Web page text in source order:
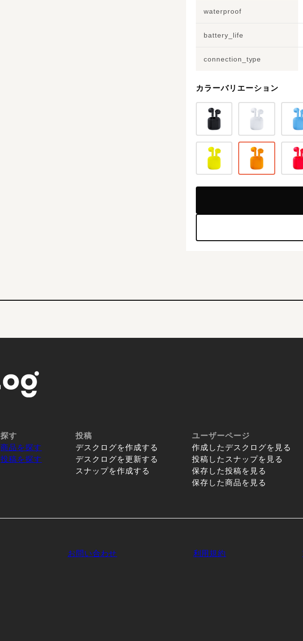
waterproof
battery_life
connection_type
カラーバリエーション
探す
商品を探す
投稿を探す
投稿
デスクログを作成する
デスクログを更新する
スナップを作成する
ユーザーページ
作成したデスクログを見る
投稿したスナップを見る
保存した投稿を見る
保存した商品を見る
お問い合わせ 利用規約